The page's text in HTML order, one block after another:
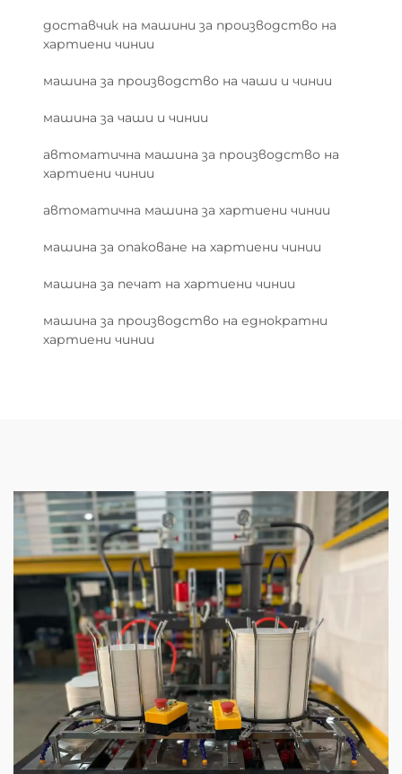
доставчик на машини за производство на
хартиени чинии
машина за производство на чаши и чинии
машина за чаши и чинии
автоматична машина за производство на
хартиени чинии
автоматична машина за хартиени чинии
машина за опаковане на хартиени чинии
машина за печат на хартиени чинии
машина за производство на еднократни
хартиени чинии